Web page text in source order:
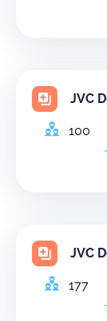
JVC
100
JVC
177